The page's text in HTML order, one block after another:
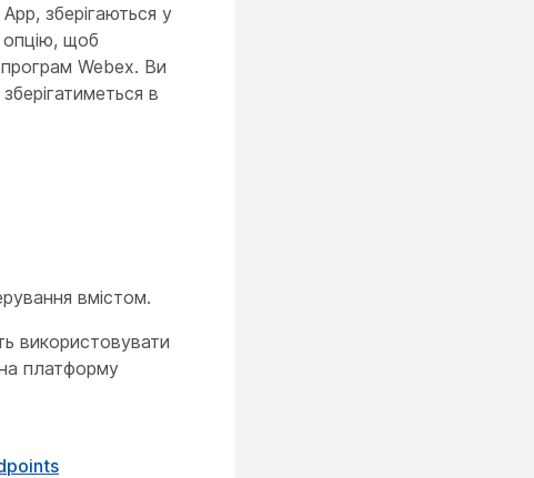
зберігаються у
щоб
Webex. Ви
в
вмістом.
використовувати
платформу